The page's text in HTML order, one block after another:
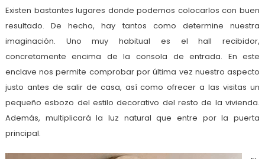
Existen bastantes lugares donde podemos colocarlos con buen
resultado. De hecho, hay tantos como determine nuestra
imaginación. Uno muy habitual es el hall recibidor,
concretamente encima de la consola de entrada. En este
enclave nos permite comprobar por última vez nuestro aspecto
justo antes de salir de casa, así como ofrecer a las visitas un
pequeño esbozo del estilo decorativo del resto de la vivienda.
Además, multiplicará la luz natural que entre por la puerta
principal.